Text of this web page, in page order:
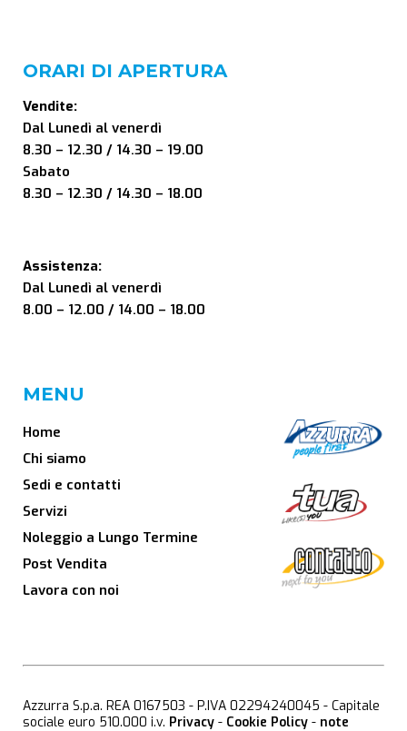
ORARI DI APERTURA
Vendite:
Dal Lunedì al venerdì
8.30 – 12.30 / 14.30 – 19.00
Sabato
8.30 – 12.30 / 14.30 – 18.00
Assistenza:
Dal Lunedì al venerdì
8.00 – 12.00 / 14.00 – 18.00
MENU
Home
Chi siamo
Sedi e contatti
Servizi
Noleggio a Lungo Termine
Post Vendita
Lavora con noi
Azzurra S.p.a. REA 0167503 - P.IVA 02294240045 - Capitale
sociale euro 510.000 i.v. Privacy - Cookie Policy - note